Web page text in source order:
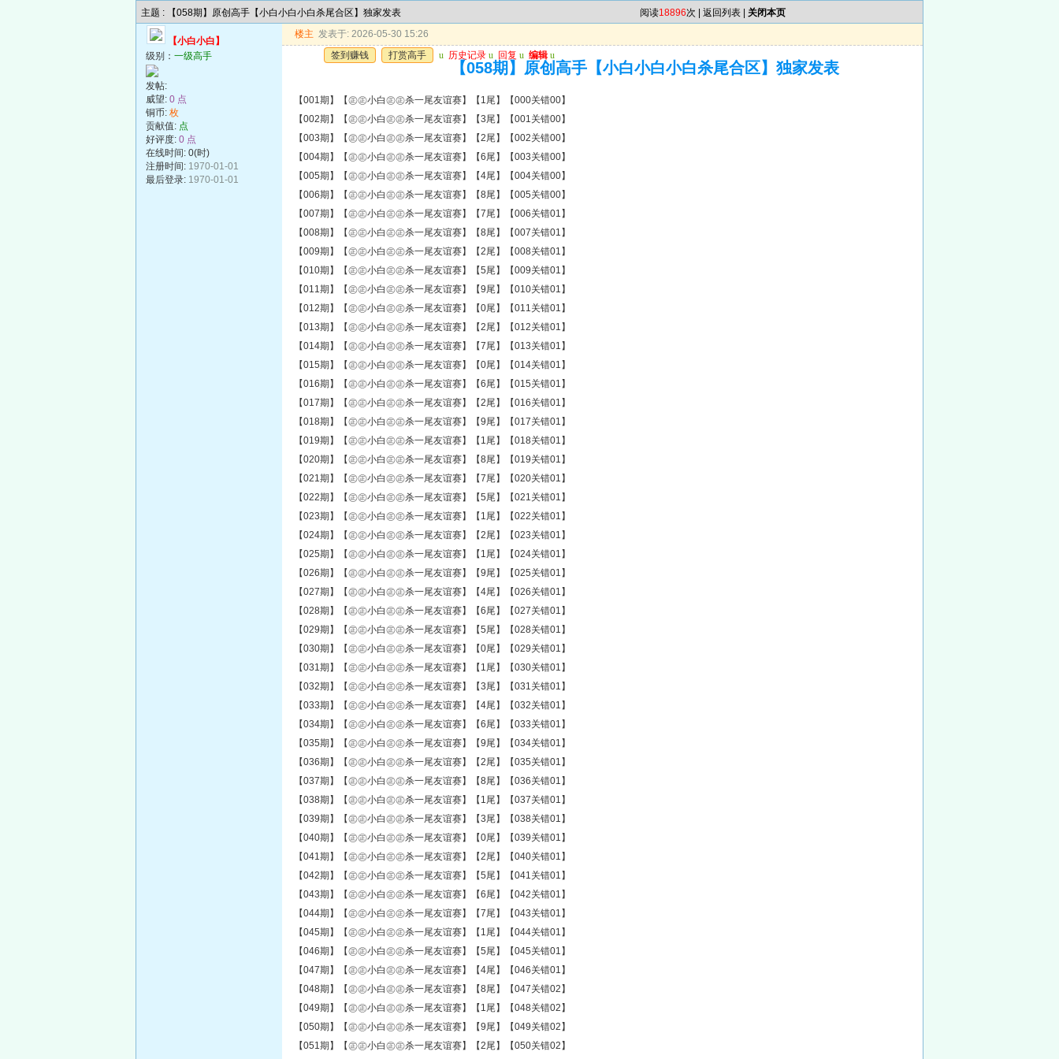
主题 : 【058期】原创高手【小白小白小白杀尾合区】独家发表 阅读18896次 | 返回列表 关闭本页
【小白小白】
级别： 一级高手
发帖:
威望: 0 点
铜币: 枚
贡献值: 点
好评度: 0 点
在线时间: 0(时)
注册时间: 1970-01-01
最后登录: 1970-01-01
楼主 发表于: 2026-05-30 15:26
签到赚钱
打赏高手 u 历史记录 u 回复 u 编辑 u
【058期】原创高手【小白小白小白杀尾合区】独家发表
【001期】【㊣㊣小白㊣㊣杀一尾友谊赛】【1尾】【000关错00】
【002期】【㊣㊣小白㊣㊣杀一尾友谊赛】【3尾】【001关错00】
【003期】【㊣㊣小白㊣㊣杀一尾友谊赛】【2尾】【002关错00】
【004期】【㊣㊣小白㊣㊣杀一尾友谊赛】【6尾】【003关错00】
【005期】【㊣㊣小白㊣㊣杀一尾友谊赛】【4尾】【004关错00】
【006期】【㊣㊣小白㊣㊣杀一尾友谊赛】【8尾】【005关错00】
【007期】【㊣㊣小白㊣㊣杀一尾友谊赛】【7尾】【006关错01】
【008期】【㊣㊣小白㊣㊣杀一尾友谊赛】【8尾】【007关错01】
【009期】【㊣㊣小白㊣㊣杀一尾友谊赛】【2尾】【008关错01】
【010期】【㊣㊣小白㊣㊣杀一尾友谊赛】【5尾】【009关错01】
【011期】【㊣㊣小白㊣㊣杀一尾友谊赛】【9尾】【010关错01】
【012期】【㊣㊣小白㊣㊣杀一尾友谊赛】【0尾】【011关错01】
【013期】【㊣㊣小白㊣㊣杀一尾友谊赛】【2尾】【012关错01】
【014期】【㊣㊣小白㊣㊣杀一尾友谊赛】【7尾】【013关错01】
【015期】【㊣㊣小白㊣㊣杀一尾友谊赛】【0尾】【014关错01】
【016期】【㊣㊣小白㊣㊣杀一尾友谊赛】【6尾】【015关错01】
【017期】【㊣㊣小白㊣㊣杀一尾友谊赛】【2尾】【016关错01】
【018期】【㊣㊣小白㊣㊣杀一尾友谊赛】【9尾】【017关错01】
【019期】【㊣㊣小白㊣㊣杀一尾友谊赛】【1尾】【018关错01】
【020期】【㊣㊣小白㊣㊣杀一尾友谊赛】【8尾】【019关错01】
【021期】【㊣㊣小白㊣㊣杀一尾友谊赛】【7尾】【020关错01】
【022期】【㊣㊣小白㊣㊣杀一尾友谊赛】【5尾】【021关错01】
【023期】【㊣㊣小白㊣㊣杀一尾友谊赛】【1尾】【022关错01】
【024期】【㊣㊣小白㊣㊣杀一尾友谊赛】【2尾】【023关错01】
【025期】【㊣㊣小白㊣㊣杀一尾友谊赛】【1尾】【024关错01】
【026期】【㊣㊣小白㊣㊣杀一尾友谊赛】【9尾】【025关错01】
【027期】【㊣㊣小白㊣㊣杀一尾友谊赛】【4尾】【026关错01】
【028期】【㊣㊣小白㊣㊣杀一尾友谊赛】【6尾】【027关错01】
【029期】【㊣㊣小白㊣㊣杀一尾友谊赛】【5尾】【028关错01】
【030期】【㊣㊣小白㊣㊣杀一尾友谊赛】【0尾】【029关错01】
【031期】【㊣㊣小白㊣㊣杀一尾友谊赛】【1尾】【030关错01】
【032期】【㊣㊣小白㊣㊣杀一尾友谊赛】【3尾】【031关错01】
【033期】【㊣㊣小白㊣㊣杀一尾友谊赛】【4尾】【032关错01】
【034期】【㊣㊣小白㊣㊣杀一尾友谊赛】【6尾】【033关错01】
【035期】【㊣㊣小白㊣㊣杀一尾友谊赛】【9尾】【034关错01】
【036期】【㊣㊣小白㊣㊣杀一尾友谊赛】【2尾】【035关错01】
【037期】【㊣㊣小白㊣㊣杀一尾友谊赛】【8尾】【036关错01】
【038期】【㊣㊣小白㊣㊣杀一尾友谊赛】【1尾】【037关错01】
【039期】【㊣㊣小白㊣㊣杀一尾友谊赛】【3尾】【038关错01】
【040期】【㊣㊣小白㊣㊣杀一尾友谊赛】【0尾】【039关错01】
【041期】【㊣㊣小白㊣㊣杀一尾友谊赛】【2尾】【040关错01】
【042期】【㊣㊣小白㊣㊣杀一尾友谊赛】【5尾】【041关错01】
【043期】【㊣㊣小白㊣㊣杀一尾友谊赛】【6尾】【042关错01】
【044期】【㊣㊣小白㊣㊣杀一尾友谊赛】【7尾】【043关错01】
【045期】【㊣㊣小白㊣㊣杀一尾友谊赛】【1尾】【044关错01】
【046期】【㊣㊣小白㊣㊣杀一尾友谊赛】【5尾】【045关错01】
【047期】【㊣㊣小白㊣㊣杀一尾友谊赛】【4尾】【046关错01】
【048期】【㊣㊣小白㊣㊣杀一尾友谊赛】【8尾】【047关错02】
【049期】【㊣㊣小白㊣㊣杀一尾友谊赛】【1尾】【048关错02】
【050期】【㊣㊣小白㊣㊣杀一尾友谊赛】【9尾】【049关错02】
【051期】【㊣㊣小白㊣㊣杀一尾友谊赛】【2尾】【050关错02】